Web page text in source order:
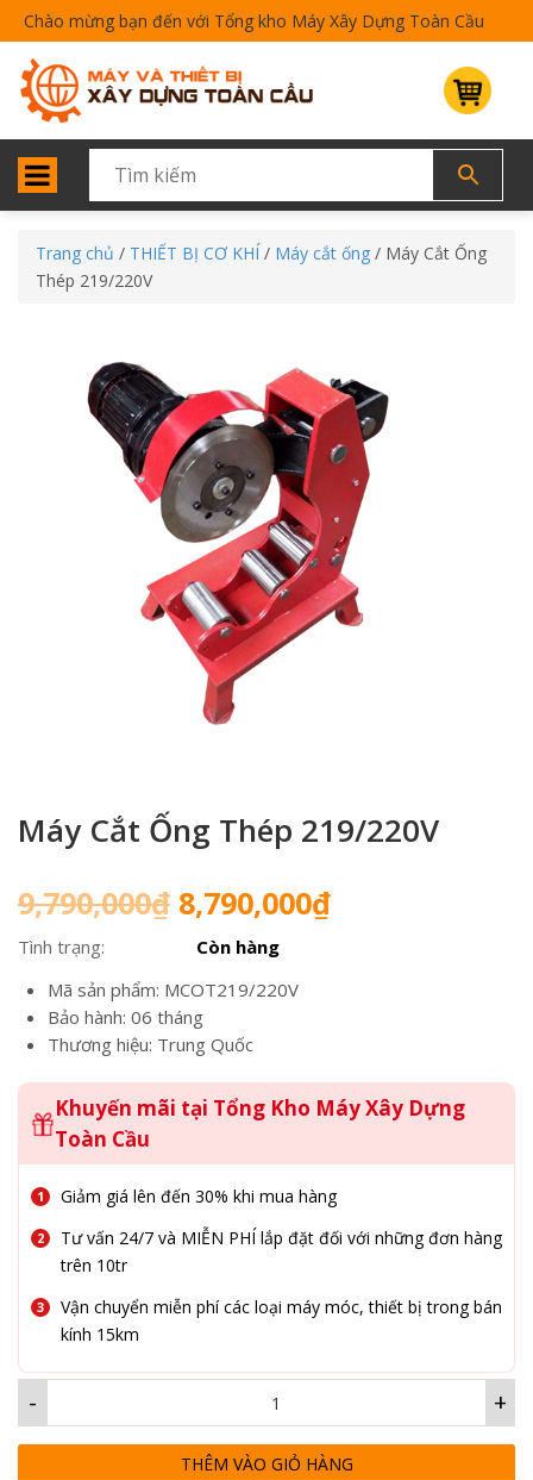
Chào mừng bạn đến với Tổng kho Máy Xây Dựng Toàn Cầu
Trang chủ / THIẾT BỊ CƠ KHÍ / Máy cắt ống / Máy Cắt Ống
Thép 219/220V
Máy Cắt Ống Thép 219/220V
9,790,000₫ Giá
gốc
là:
9,790,000₫.
8,790,000₫Giá
Tình trạng:
Còn hàng
Mã sản phẩm: MCOT219/220V
Bảo hành: 06 tháng
Thương hiệu: Trung Quốc
Khuyến mãi tại Tổng Kho Máy Xây Dựng
Toàn Cầu
Giảm giá lên đến 30% khi mua hàng
Tư vấn 24/7 và MIỄN PHÍ lắp đặt đối với những đơn hàng
trên 10tr
Vận chuyển miễn phí các loại máy móc, thiết bị trong bán
kính 15km
+
-
THÊM VÀO GIỎ HÀNG